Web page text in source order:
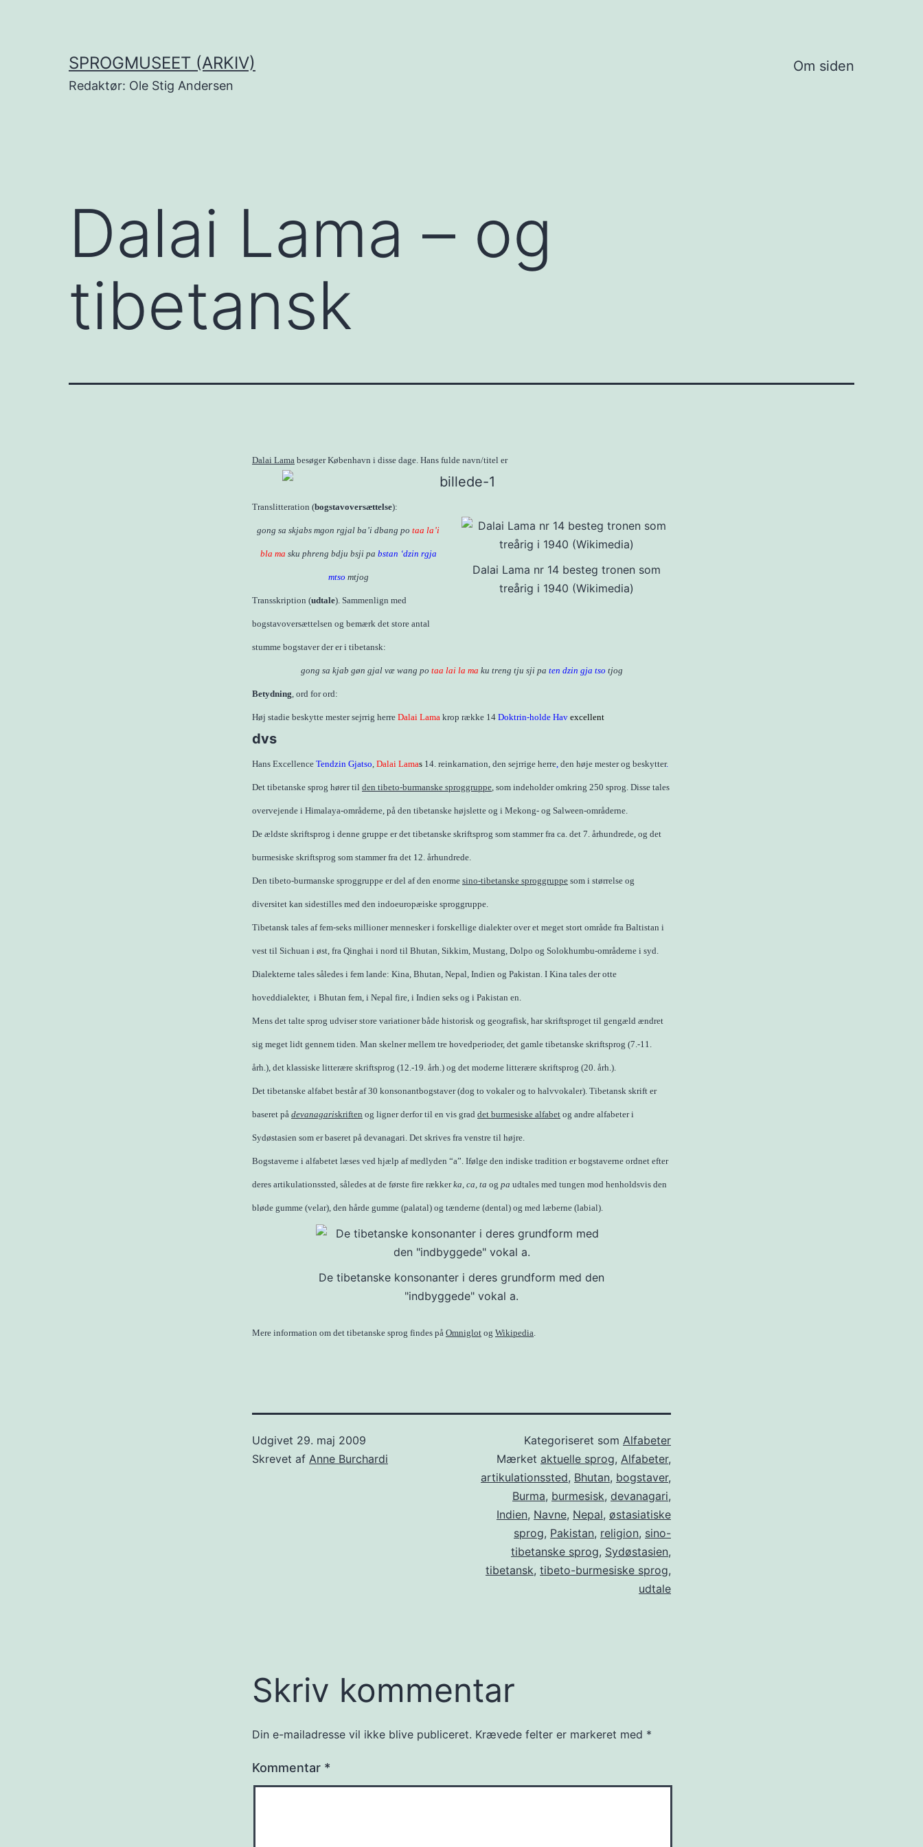
SPROGMUSEET (ARKIV)
Redaktør: Ole Stig Andersen
Om siden
Dalai Lama – og
tibetansk
Dalai Lama besøger København i disse dage. Hans fulde navn/titel er
Translitteration (bogstavoversættelse):
Dalai Lama nr 14 besteg tronen som
treårig i 1940 (Wikimedia)
gong sa skjabs mgon rgjal ba’i dbang po taa la’i
bla ma sku phreng bdju bsji pa bstan ‘dzin rgja
mtso mtjog
Transskription (udtale). Sammenlign med
bogstavoversættelsen og bemærk det store antal
stumme bogstaver der er i tibetansk:
gong sa kjab gøn gjal væ wang po taa lai la ma ku treng tju sji pa ten dzin gja tso tjog
Betydning, ord for ord:
Høj stadie beskytte mester sejrrig herre Dalai Lama krop række 14 Doktrin-holde Hav excellent
dvs
Hans Excellence Tendzin Gjatso, Dalai Lamas 14. reinkarnation, den sejrrige herre, den høje mester og beskytter.
Det tibetanske sprog hører til den tibeto-burmanske sproggruppe, som indeholder omkring 250 sprog. Disse tales
overvejende i Himalaya-områderne, på den tibetanske højslette og i Mekong- og Salween-områderne.
De ældste skriftsprog i denne gruppe er det tibetanske skriftsprog som stammer fra ca. det 7. århundrede, og det
burmesiske skriftsprog som stammer fra det 12. århundrede.
Den tibeto-burmanske sproggruppe er del af den enorme sino-tibetanske sproggruppe som i størrelse og
diversitet kan sidestilles med den indoeuropæiske sproggruppe.
Tibetansk tales af fem-seks millioner mennesker i forskellige dialekter over et meget stort område fra Baltistan i
vest til Sichuan i øst, fra Qinghai i nord til Bhutan, Sikkim, Mustang, Dolpo og Solokhumbu-områderne i syd.
Dialekterne tales således i fem lande: Kina, Bhutan, Nepal, Indien og Pakistan. I Kina tales der otte
hoveddialekter, i Bhutan fem, i Nepal fire, i Indien seks og i Pakistan en.
Mens det talte sprog udviser store variationer både historisk og geografisk, har skriftsproget til gengæld ændret
sig meget lidt gennem tiden. Man skelner mellem tre hovedperioder, det gamle tibetanske skriftsprog (7.-11.
årh.), det klassiske litterære skriftsprog (12.-19. årh.) og det moderne litterære skriftsprog (20. årh.).
Det tibetanske alfabet består af 30 konsonantbogstaver (dog to vokaler og to halvvokaler). Tibetansk skrift er
baseret på devanagariskriften og ligner derfor til en vis grad det burmesiske alfabet og andre alfabeter i
Sydøstasien som er baseret på devanagari. Det skrives fra venstre til højre.
Bogstaverne i alfabetet læses ved hjælp af medlyden “a”. Ifølge den indiske tradition er bogstaverne ordnet efter
deres artikulationssted, således at de første fire rækkerka, ca, ta og pa udtales med tungen mod henholdsvis den
bløde gumme (velar), den hårde gumme (palatal) og tænderne (dental) og med læberne (labial).
De tibetanske konsonanter i deres grundform med den
"indbyggede" vokal a.
Mere information om det tibetanske sprog findes på Omniglot og Wikipedia.
Udgivet 29. maj 2009
Skrevet af Anne Burchardi
Kategoriseret som Alfabeter
Mærket aktuelle sprog, Alfabeter,
artikulationssted, Bhutan, bogstaver,
Burma, burmesisk, devanagari,
Indien, Navne, Nepal, østasiatiske
sprog, Pakistan, religion, sino-
tibetanske sprog, Sydøstasien,
tibetansk, tibeto-burmesiske sprog,
udtale
Skriv kommentar
Din e-mailadresse vil ikke blive publiceret. Krævede felter er markeret med *
Kommentar *